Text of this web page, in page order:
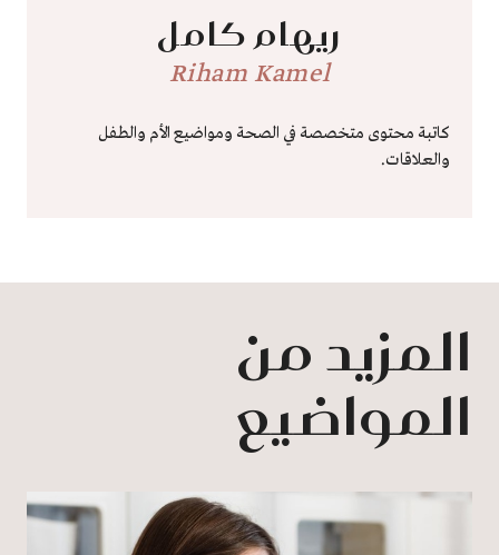
ريهام كامل
Riham Kamel
كاتبة محتوى متخصصة في الصحة ومواضيع الأم والطفل
والعلاقات.
المزيد من
المواضيع